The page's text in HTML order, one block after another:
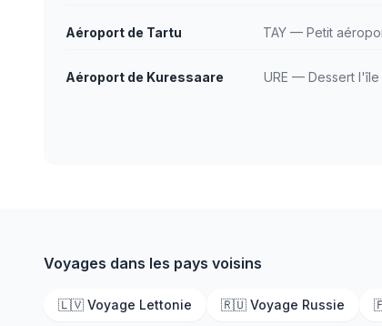
Aéroport de Tartu TAY — Petit
Aéroport de Kuressaare URE — Dessert l'île
Voyages dans les pays voisins
🇱🇻 Voyage Lettonie 🇷🇺 Voyage Russie